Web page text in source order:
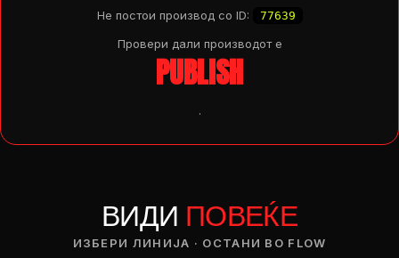
Не постои производ со ID: 77639
Провери дали производот e
PUBLISH
.
ВИДИ ПОВЕЌЕ
ИЗБЕРИ ЛИНИЈА · ОСТАНИ ВО FLOW